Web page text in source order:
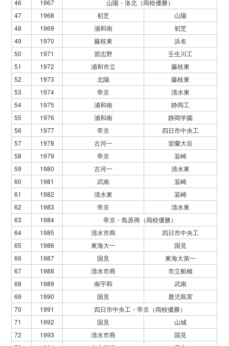
46
1967
山陽・洛北（両校優勝）
47
1968 初芝
山陽
48
1969 浦和南
初芝
49
1970 藤枝東
浜名
50
1971 習志野
壬生川工
51
1972 浦和市立
藤枝東
52
1973 北陽
藤枝東
53
1974 帝京
清水東
54
1975 浦和南
静岡工
55
1976 浦和南
静岡学園
56
1977 帝京
四日市中央工
57
1978 古河一
室蘭大谷
58
1979 帝京
韮崎
59
1980 古河一
清水東
60
1981 武南
韮崎
61
1982 清水東
韮崎
62
1983 帝京
清水東
63
1984
帝京・島原商（両校優勝）
64
1985 清水市商
四日市中央工
65
1986 東海大一
国見
66
1987 国見
東海大第一
67
1988 清水市商
市立船橋
68
1989 南宇和
武南
69
1990 国見
鹿児島実
70
1991
四日市中央工・帝京（両校優勝）
71
1992 国見
山城
72
1993 清水市商
国見